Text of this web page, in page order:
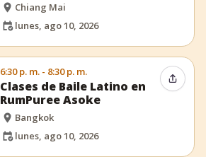
Chiang Mai
lunes, ago 10, 2026
6:30 p. m. - 8:30 p. m.
Clases de Baile Latino en
RumPuree Asoke
Bangkok
lunes, ago 10, 2026